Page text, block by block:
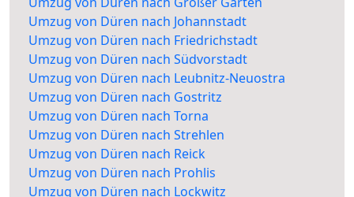
Umzug von Düren nach Johannstadt
Umzug von Düren nach Friedrichstadt
Umzug von Düren nach Südvorstadt
Umzug von Düren nach Leubnitz-Neuostra
Umzug von Düren nach Gostritz
Umzug von Düren nach Torna
Umzug von Düren nach Strehlen
Umzug von Düren nach Reick
Umzug von Düren nach Prohlis
Umzug von Düren nach Lockwitz